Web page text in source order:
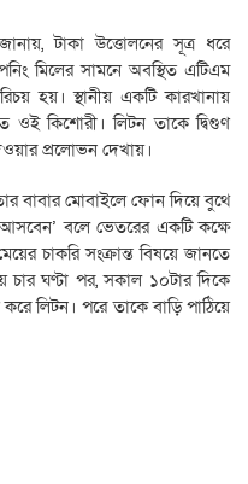
টাকা উত্তোলনের সূত্র ধরে
মিলের সামনে অবস্থিত এটিএম
হয়। স্থানীয় একটি কারখানায়
কিশোরী। লিটন তাকে দ্বিগুণ
প্রলোভন দেখায়।
বাবার মোবাইলে ফোন দিয়ে বুথে
আসবেন’ বলে ভেতরের একটি কক্ষে
চাকরি সংক্রান্ত বিষয়ে জানতে
চার ঘণ্টা পর, সকাল ১০টার দিকে
লিটন। পরে তাকে বাড়ি পাঠিয়ে